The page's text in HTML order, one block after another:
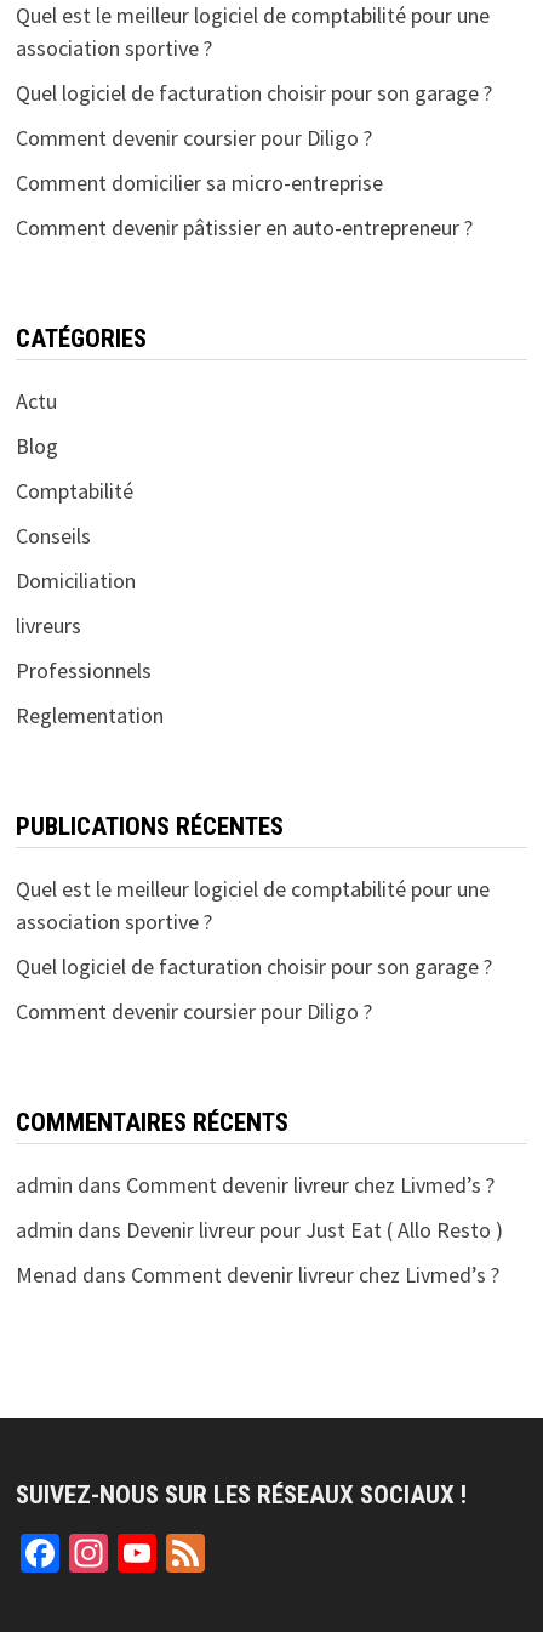
Quel est le meilleur logiciel de comptabilité pour une
association sportive ?
Quel logiciel de facturation choisir pour son garage ?
Comment devenir coursier pour Diligo ?
Comment domicilier sa micro-entreprise
Comment devenir pâtissier en auto-entrepreneur ?
CATÉGORIES
Actu
Blog
Comptabilité
Conseils
Domiciliation
livreurs
Professionnels
Reglementation
PUBLICATIONS RÉCENTES
Quel est le meilleur logiciel de comptabilité pour une
association sportive ?
Quel logiciel de facturation choisir pour son garage ?
Comment devenir coursier pour Diligo ?
COMMENTAIRES RÉCENTS
admin dans Comment devenir livreur chez Livmed’s ?
admin dans Devenir livreur pour Just Eat ( Allo Resto )
Menad dans Comment devenir livreur chez Livmed’s ?
SUIVEZ-NOUS SUR LES RÉSEAUX SOCIAUX !
Facebook
Instagram
YouTube
Feed